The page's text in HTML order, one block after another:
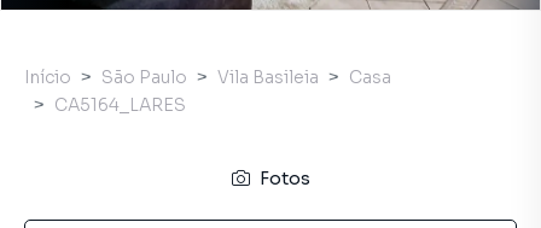
Início São Paulo Vila Basileia
Casa
CA5164_LARES
Fotos